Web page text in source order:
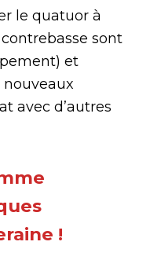
le quatuor à
sont
et
avec d’autres
!